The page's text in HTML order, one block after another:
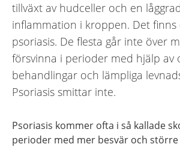
tillväxt av hudceller och en
inflammation i kroppen. Det
psoriasis. De flesta går inte över
försvinna i perioder med hjälp av
behandlingar och lämpliga
Psoriasis smittar inte.
Psoriasis kommer ofta i så kallade
perioder med mer besvär och